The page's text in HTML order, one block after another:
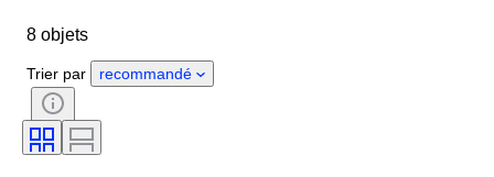
État
Couleur
Époque
8 objets
Trier par recommandé